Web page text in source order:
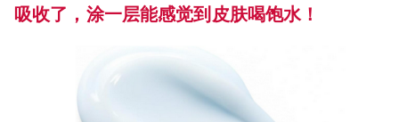
吸收了，涂一层能感觉到皮肤喝饱水！